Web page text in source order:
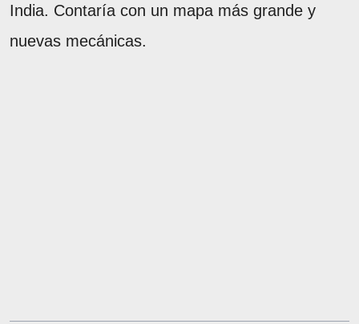
India. Contaría con un mapa más grande y
nuevas mecánicas.